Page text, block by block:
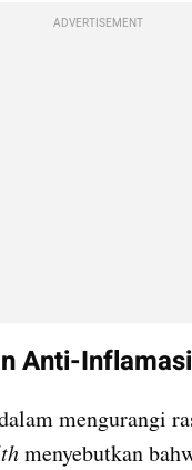
ADVERTISEMENT
Anti-Inflamasi
mengurangi
menyebutkan